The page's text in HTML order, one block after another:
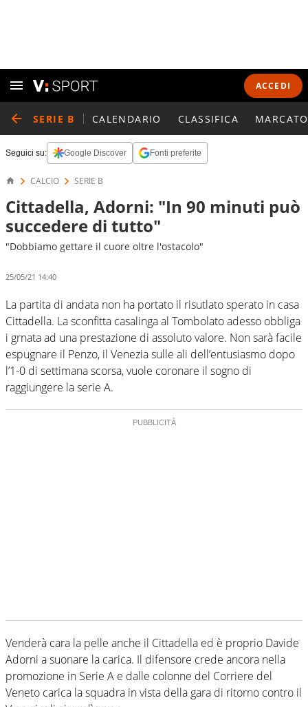
ACCEDI
SERIE B CALENDARIO CLASSIFICA
Seguici su: Google Discover Fonti preferite
CALCIO SERIE B
Cittadella, Adorni: "In 90 minuti può
succedere di tutto"
"Dobbiamo gettare il cuore oltre l'ostacolo"
25/05/21 14:40
La partita di andata non ha portato il risutlato sperato in casa
Cittadella. La sconfitta casalinga al Tombolato adesso obbliga
i grnata ad una prestazione di assoluto valore. Non sarà facile
espugnare il Penzo, il Venezia sulle ali dell’entusiasmo dopo
l’1-0 di settimana scorsa, vuole coronare il sogno di
raggiungere la serie A.
Venderà cara la pelle anche il Cittadella ed è proprio Davide
Adorni a suonare la carica. Il difensore crede ancora nella
promozione in Serie A e dalle colonne del Corriere del
Veneto carica la squadra in vista della gara di ritorno contro il